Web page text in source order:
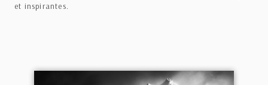
et inspirantes.